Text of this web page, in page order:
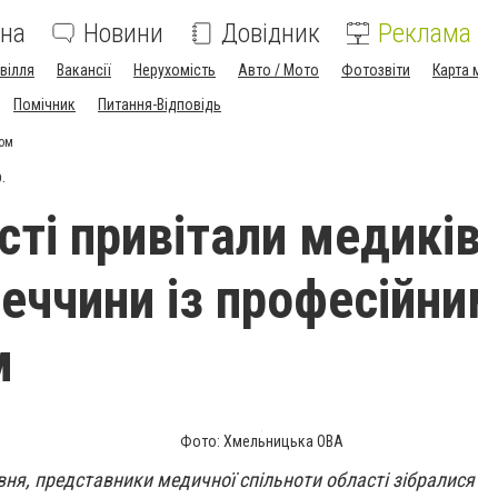
Новини Довідник Реклама
Вакансії Нерухомість Авто / Мото Фотозвіти Карта
Помічник Питання-Відповідь
привітали
із
Фото: Хмельницька ОВА
представники медичної спільноти області